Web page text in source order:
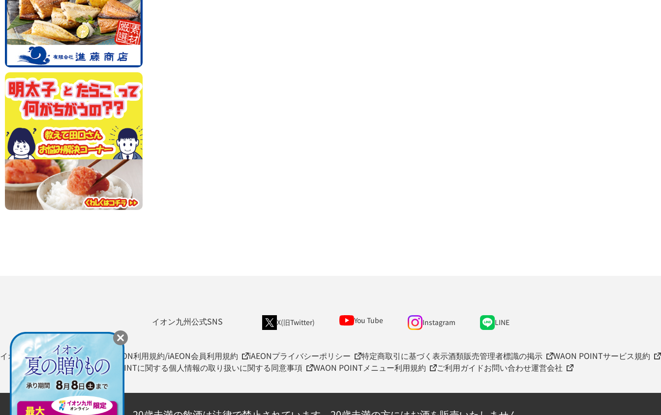
イオン九州公式SNS X(旧Twitter) You Tube Instagram LINE
イオン九州オンライン利用規約 iAEON利用規約/iAEON会員利用規約 iAEONプライバシーポリシー 特定商取引に基づく表示酒類販売管理者標識の掲示
WAON POINTサービス規約
WAON POINTに関する個人情報の取り扱いに関する同意事項
WAON POINTメニュー利用規約 ご利用ガイドお問い合わせ運営会社